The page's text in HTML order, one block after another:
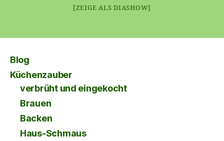
[ZEIGE ALS DIASHOW]
Blog
Küchenzauber
verbrüht und eingekocht
Brauen
Backen
Haus-Schmaus